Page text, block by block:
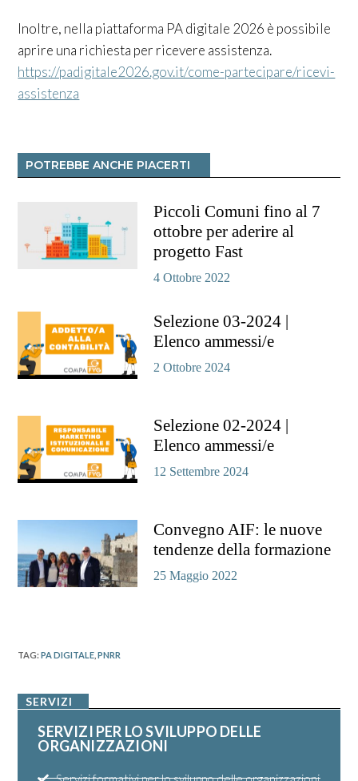
Inoltre, nella piattaforma PA digitale 2026 è possibile
aprire una richiesta per ricevere assistenza.
https://padigitale2026.gov.it/come-partecipare/ricevi-
assistenza
POTREBBE ANCHE PIACERTI
Piccoli Comuni fino al 7
ottobre per aderire al
progetto Fast
4 Ottobre 2022
Selezione 03-2024 |
Elenco ammessi/e
2 Ottobre 2024
Selezione 02-2024 |
Elenco ammessi/e
12 Settembre 2024
Convegno AIF: le nuove
tendenze della formazione
25 Maggio 2022
TAG:PA DIGITALE PNRR
SERVIZI
SERVIZI PER LO SVILUPPO DELLE
ORGANIZZAZIONI